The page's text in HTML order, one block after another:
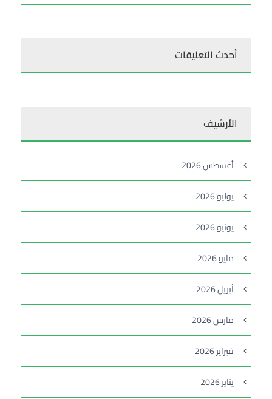
أحدث التعليقات
الأرشيف
أغسطس 2026
يوليو 2026
يونيو 2026
مايو 2026
أبريل 2026
مارس 2026
فبراير 2026
يناير 2026